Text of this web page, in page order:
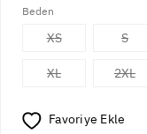
Beden
XS S
XL 2XL
Favoriye Ekle